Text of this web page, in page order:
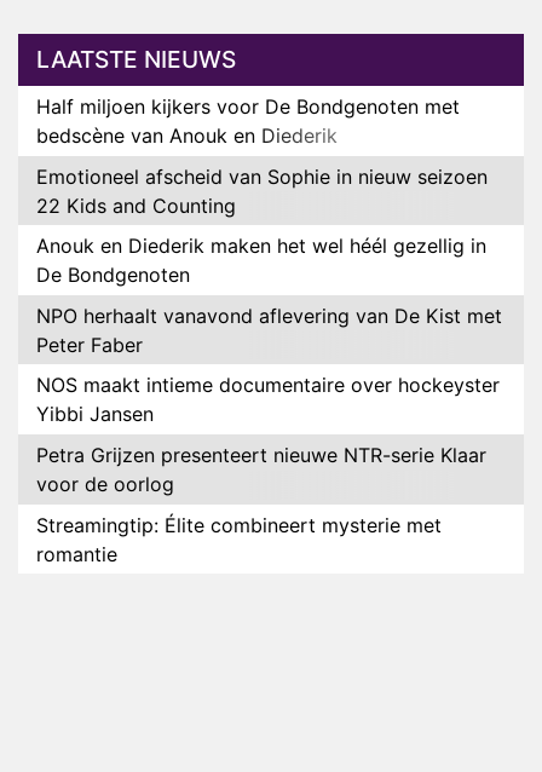
LAATSTE NIEUWS
Half miljoen kijkers voor De Bondgenoten met
bedscène van Anouk en Diederik
Emotioneel afscheid van Sophie in nieuw seizoen
22 Kids and Counting
Anouk en Diederik maken het wel héél gezellig in
De Bondgenoten
NPO herhaalt vanavond aflevering van De Kist met
Peter Faber
NOS maakt intieme documentaire over hockeyster
Yibbi Jansen
Petra Grijzen presenteert nieuwe NTR-serie Klaar
voor de oorlog
Streamingtip: Élite combineert mysterie met
romantie